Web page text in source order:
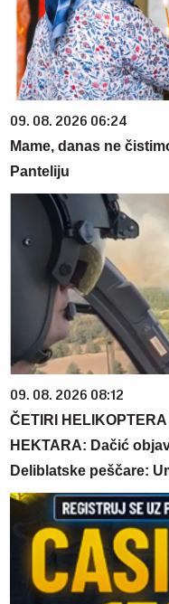
09. 08. 2026 06:24
Mame, danas ne
Panteliju
09. 08. 2026 08:12
ČETIRI
HEKTARA: Dačić
Deliblatske peščare: